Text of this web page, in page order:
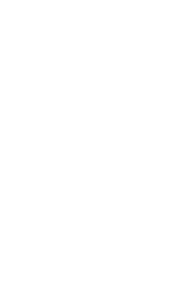
作。节目以调解百姓纠